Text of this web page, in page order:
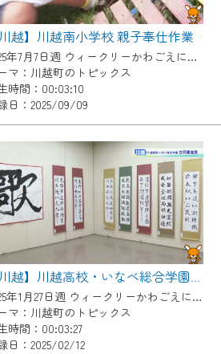
川越】川越南小学校 親子奉仕作業
2025年7月7日週 ウィークリーかわごえにて放送
マ：川越町のトピックス
時間：00:03:10
日：2025/09/09
【川越】川越高校・いなべ総合学園合同書道展
2025年1月27日週 ウィークリーかわごえにて放送
マ：川越町のトピックス
時間：00:03:27
日：2025/02/12
、MyIDが必要となります。
含むCCNetの各種サービスを
アドレスで設定できます。
メールアドレスでも作成可能で
の新規登録は
は引き続きご視聴いただけま
にともないメンテナンス作業を
画面が「メンテナンス中」にな
ご了承の程よろしくお願いい